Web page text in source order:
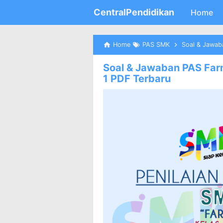
CentralPendidikan Home
Home PAS SMK Soal &
Soal & Jawaban PAS
1 PDF Terbaru